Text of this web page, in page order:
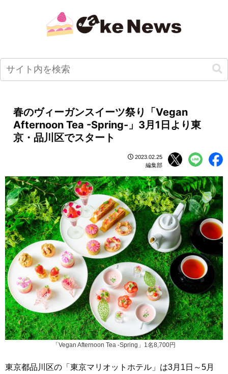
春のヴィーガンスイーツ祭り「Vegan
Afternoon Tea -Spring-」3月1日より東
京・品川区でスタート
2023.02.25
編集部
「Vegan Afternoon Tea -Spring」1名8,700円
東京都品川区の「東京マリオットホテル」は3月1日～5月